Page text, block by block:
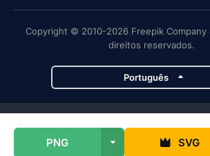
PNG SVG
Copyright © 2010-2026 Freepik Company
direitos reservados.
Português